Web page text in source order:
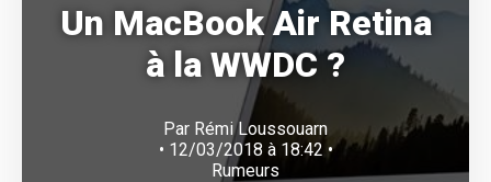
Un MacBook Air Retina
à la WWDC ?
Par Rémi Loussouarn
• 12/03/2018 à 18:42 •
Rumeurs